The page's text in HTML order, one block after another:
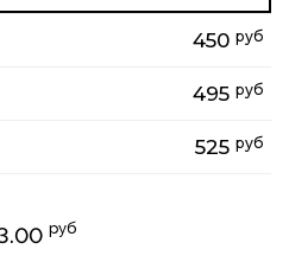
450 руб
495 руб
525 руб
руб